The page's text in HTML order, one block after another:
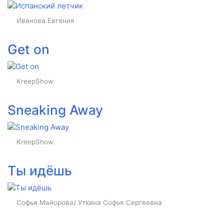
Иванова Евгения
Get on
KreepShow
Sneaking Away
KreepShow
Ты идёшь
Софья Майорова/ Уткина Софья Сергеевна